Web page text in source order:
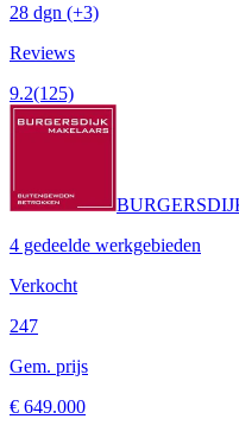
28 dgn (+3)
Reviews
9.2(125)
4 gedeelde werkgebieden
Verkocht
247
Gem. prijs
€ 649.000